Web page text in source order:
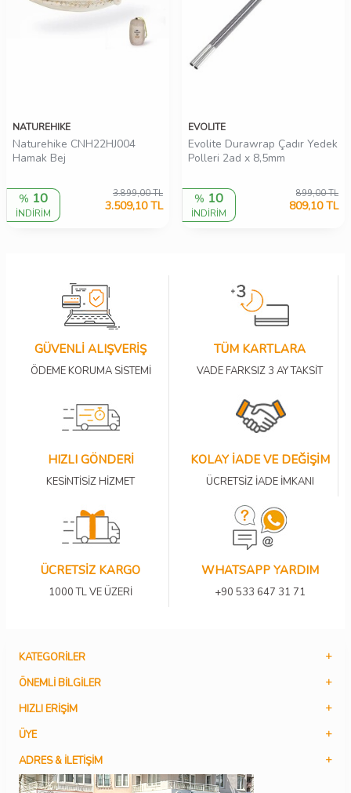
NATUREHIKE
Naturehike CNH22HJ004
Hamak Bej
% 10
İNDİRİM
3.899,00TL
3.509,10TL
EVOLITE
Evolite Durawrap Çadır Yedek
Polleri 2ad x 8,5mm
% 10
İNDİRİM
899,00TL
809,10TL
GÜVENLİ ALIŞVERİŞ
ÖDEME KORUMA SİSTEMİ
TÜM KARTLARA
VADE FARKSIZ 3 AY TAKSİT
HIZLI GÖNDERİ
KESİNTİSİZ HİZMET
KOLAY İADE VE DEĞİŞİM
ÜCRETSİZ İADE İMKANI
ÜCRETSİZ KARGO
1000 TL VE ÜZERİ
WHATSAPP YARDIM
+90 533 647 31 71
KATEGORILER
ÖNEMLI BILGILER
HIZLI ERIŞIM
ÜYE
ADRES & İLETIŞIM